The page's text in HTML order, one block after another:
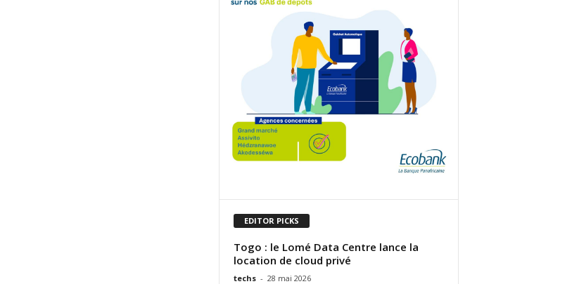
EDITOR PICKS
Togo : le Lomé Data Centre lance la
location de cloud privé
techs - 28 mai 2026